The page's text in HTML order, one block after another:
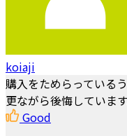
koiaji
購入をためらっている
更ながら後悔しています
Good